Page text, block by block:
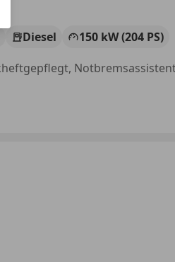
Diesel
150 kW (204 PS)